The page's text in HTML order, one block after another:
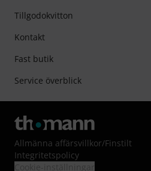
Tillgodokvitton
Kontakt
Fast butik
Service överblick
Allmänna affärsvillkor/Finstilt
Integritetspolicy